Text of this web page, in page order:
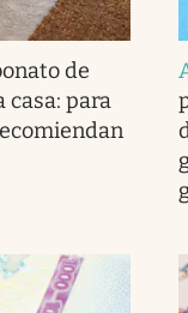
de
casa: para